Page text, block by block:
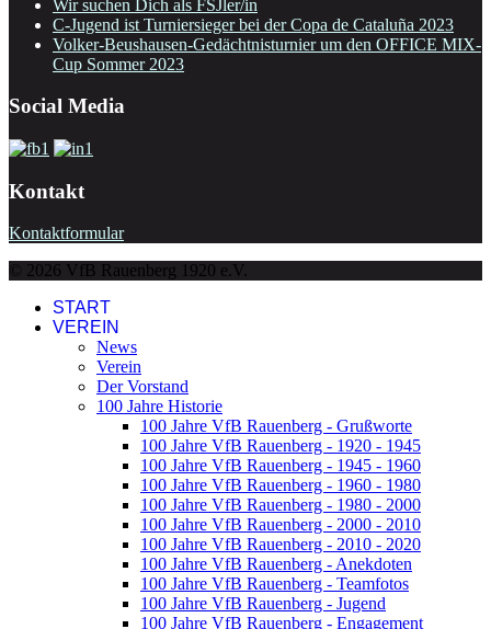
Wir suchen Dich als FSJler/in
C-Jugend ist Turniersieger bei der Copa de Cataluña 2023
Volker-Beushausen-Gedächtnisturnier um den OFFICE MIX-
Cup Sommer 2023
Social Media
Kontakt
Kontaktformular
© 2026 VfB Rauenberg 1920 e.V.
START
VEREIN
News
Verein
Der Vorstand
100 Jahre Historie
100 Jahre VfB Rauenberg - Grußworte
100 Jahre VfB Rauenberg - 1920 - 1945
100 Jahre VfB Rauenberg - 1945 - 1960
100 Jahre VfB Rauenberg - 1960 - 1980
100 Jahre VfB Rauenberg - 1980 - 2000
100 Jahre VfB Rauenberg - 2000 - 2010
100 Jahre VfB Rauenberg - 2010 - 2020
100 Jahre VfB Rauenberg - Anekdoten
100 Jahre VfB Rauenberg - Teamfotos
100 Jahre VfB Rauenberg - Jugend
100 Jahre VfB Rauenberg - Engagement